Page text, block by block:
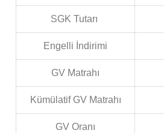
SGK Tutarı
Engelli İndirimi
GV Matrahı
Kümülatif GV Matrahı
GV Oranı